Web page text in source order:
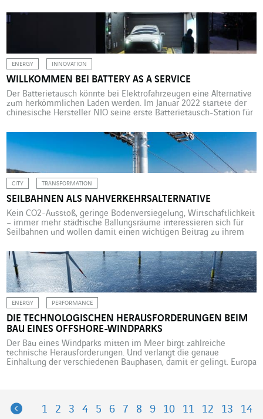
lokalen Arbeitsmarkts sowie die geltenden Umweltauflagen im
Blick. Für den Anbau von Gerste bietet Äthiopien ideale […]
ENERGY INNOVATION
WILLKOMMEN BEI BATTERY AS A SERVICE
Der Batterietausch könnte bei Elektrofahrzeugen eine Alternative
zum herkömmlichen Laden werden. Im Januar 2022 startete der
chinesische Hersteller NIO seine erste Batterietausch-Station für
Planung der Elektroinfrastruktur unter Berücksichtigung der
klimatischen Besonderheiten unterstützt. Zuwenig
Stromtankstellen, zu lange Ladezeiten – daran scheitert häufig die
Anschaffung eines Elektrofahrzeugs. In […]
CITY TRANSFORMATION
SEILBAHNEN ALS NAHVERKEHRSALTERNATIVE
Kein CO2-Ausstoß, geringe Bodenversiegelung, Wirtschaftlichkeit
– immer mehr städtische Ballungsräume interessieren sich für
Seilbahnen und wollen damit einen wichtigen Beitrag zu ihrem
Verkehrsträger. Seilbahnen funktionieren zu 100 % elektrisch,
setzen deshalb kein CO2 frei und arbeiten sehr leise.
Üblicherweise kennt man sie eher aus dem Wintersport, aber sie
[…]
ENERGY PERFORMANCE
DIE TECHNOLOGISCHEN HERAUSFORDERUNGEN BEIM
BAU EINES OFFSHORE-WINDPARKS
Der Bau eines Windparks mitten im Meer birgt zahlreiche
technische Herausforderungen. Und verlangt die genaue
Einhaltung der verschiedenen Bauphasen, damit er gelingt. Europa
Previous
1 2 3 4 5 6 7 8 9 10 11 12 13
14